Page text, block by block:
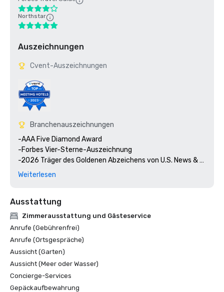
Northstar
Auszeichnungen
Cvent-Auszeichnungen
Branchenauszeichnungen
-AAA Five Diamond Award
-Forbes Vier-Sterne-Auszeichnung
-2026 Träger des Goldenen Abzeichens von U.S. News &
World Report
-Condé Nast Traveler, die 4 besten Resorts in
Südkalifornien
-Travel & Leisure World's Best Awards, 15 beste Resorts in
Kalifornien
-Best Hotel Spa, Women's Health Magazine 2025 Travel
Awards
-Sharecare Health Security wurde mit Forbes Travel
Guide VERIFIZIERT
-Forbes Reiseführer, Die 44 besten Hotelbars der Welt
Weiterlesen
Ausstattung
Zimmerausstattung und Gästeservice
Anrufe (Gebührenfrei)
Anrufe (Ortsgespräche)
Aussicht (Garten)
Aussicht (Meer oder Wasser)
Concierge-Services
Gepäckaufbewahrung